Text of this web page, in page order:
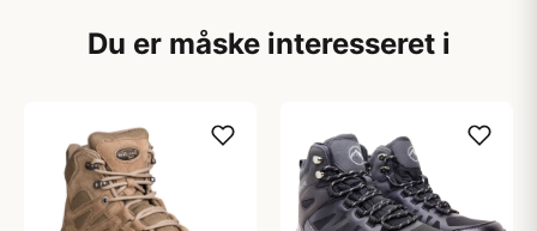
Du er måske interesseret i